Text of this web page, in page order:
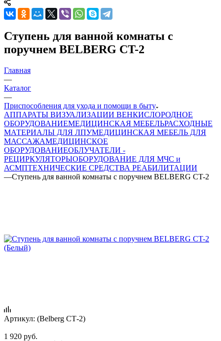
Ступень для ванной комнаты с
поручнем BELBERG CT-2
Главная
—
Каталог
—
Приспособления для ухода и помощи в быту
АППАРАТЫ ВИЗУАЛИЗАЦИИ ВЕНКИСЛОРОДНОЕ
ОБОРУДОВАНИЕМЕДИЦИНСКАЯ МЕБЕЛЬРАСХОДНЫЕ
МАТЕРИАЛЫ ДЛЯ ЛПУМЕДИЦИНСКАЯ МЕБЕЛЬ ДЛЯ
МАССАЖАМЕДИЦИНСКОЕ
ОБОРУДОВАНИЕОБЛУЧАТЕЛИ -
РЕЦИРКУЛЯТОРЫОБОРУДОВАНИЕ ДЛЯ МЧС и
АСМПТЕХНИЧЕСКИЕ СРЕДСТВА РЕАБИЛИТАЦИИ
—Ступень для ванной комнаты с поручнем BELBERG CT-2
Артикул: (Belberg СТ-2)
1 920 руб.